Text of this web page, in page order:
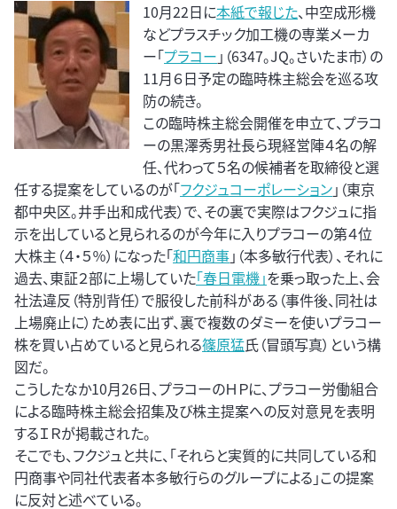
10月22日に本紙で報じた、中空成形機
などプラスチック加工機の専業メーカ
ー「プラコー 」（6347。JQ。さいたま市）の
11月６日予定の臨時株主総会を巡る攻
防の続き。
この臨時株主総会開催を申立て、プラコ
ーの黒澤秀男社長ら現経営陣４名の解
任、代わって５名の候補者を取締役と選
任する提案をしているのが「フクジュコーポレーション」（東京
都中央区。井手出和成代表）で、その裏で実際はフクジュに指
示を出していると見られるのが今年に入りプラコーの第４位
大株主（４・５％）になった「和円商事」（本多敏行代表）、それに
過去、東証２部に上場していた「春日電機」を乗っ取った上、会
社法違反（特別背任）で服役した前科がある（事件後、同社は
上場廃止に）ため表に出ず、裏で複数のダミーを使いプラコー
株を買い占めていると見られる篠原猛氏（冒頭写真）という構
図だ。
こうしたなか10月26日、プラコーのＨＰに、プラコー労働組合
による臨時株主総会招集及び株主提案への反対意見を表明
するＩＲが掲載された。
そこでも、フクジュと共に、「それらと実質的に共同している和
円商事や同社代表者本多敏行らのグループによる」この提案
に反対と述べている。